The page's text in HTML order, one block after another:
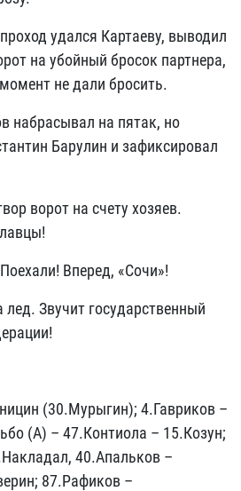
удался Картаеву, выводил
на убойный бросок партнера,
не дали бросить.
набрасывал на пятак, но
Барулин и зафиксировал
ворот на счету хозяев.
Вперед, «Сочи»!
Звучит государственный
(30.Мурыгин); 4.Гавриков –
(А) – 47.Контиола – 15.Козун;
40.Апальков –
87.Рафиков –